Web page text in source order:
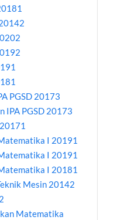
PGSD 20173
IPA PGSD 20173
I 20191
I 20191
I 20181
Mesin 20142
Matematika